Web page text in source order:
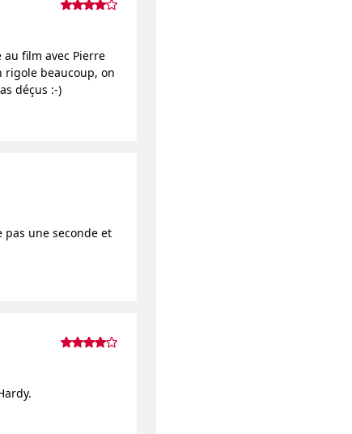
film avec Pierre
rigole beaucoup, on
déçus :-)
une seconde et